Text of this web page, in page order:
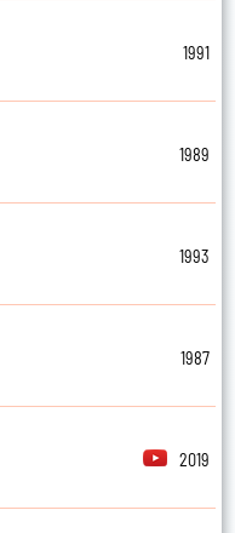
1991
1989
1993
1987
2019